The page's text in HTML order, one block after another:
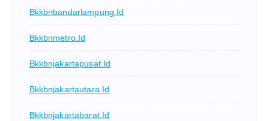
Bkkbnbandarlampung.id
Bkkbnmetro.id
Bkkbnjakartapusat.id
Bkkbnjakartautara.id
Bkkbnjakartabarat.id